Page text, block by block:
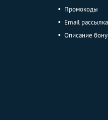
Промокоды
Email рассылка
Описание